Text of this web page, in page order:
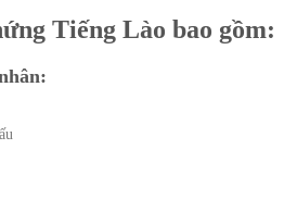
Tiếng Lào bao gồm: